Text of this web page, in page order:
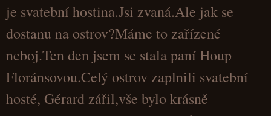
je svatební hostina.Jsi zvaná.Ale jak se
dostanu na ostrov?Máme to zařízené
neboj.Ten den jsem se stala paní Houp
Floránsovou.Celý ostrov zaplnili svatební
hosté, Gérard zářil,vše bylo krásně